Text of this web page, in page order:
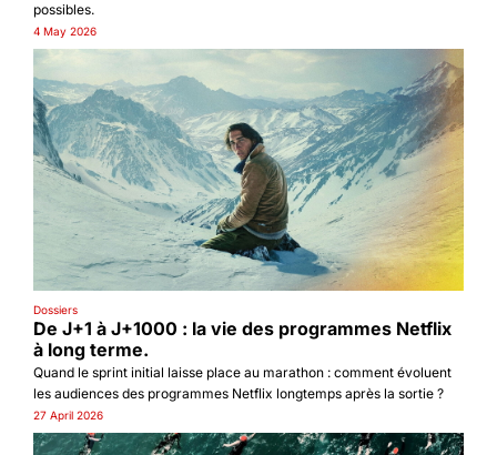
possibles.
4 May 2026
Dossiers
De J+1 à J+1000 : la vie des programmes Netflix
à long terme.
Quand le sprint initial laisse place au marathon : comment évoluent
les audiences des programmes Netflix longtemps après la sortie ?
27 April 2026